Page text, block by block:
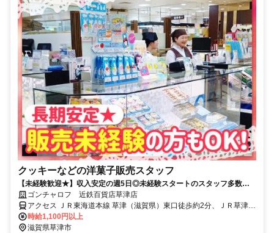
クッキーなどの洋菓子販売スタッフ
【未経験歓迎★】収入安定の週5日◎未経験スタートのスタッフ多数活
躍中！安心のサポート体制で接客デビュー♪
ゴンチャロフ 近鉄百貨店草津店
アクセス ＪＲ東海道本線 草津（滋賀県）東口徒歩約2分、ＪＲ草津線
草津（滋賀県）東口徒歩約2分、ＪＲ東海道本線 栗東西口徒歩約31分
時給1,100円以上
滋賀県草津市